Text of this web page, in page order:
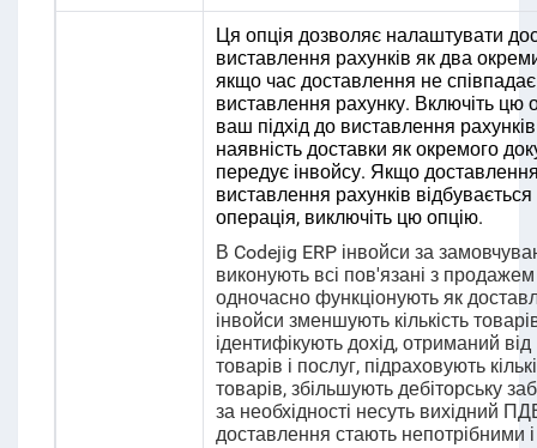
Ця опція дозволяє налаштувати
виставлення рахунків як два
якщо час доставлення не
виставлення рахунку. Включіть цю
ваш підхід до виставлення
наявність доставки як окремого
передує інвойсу. Якщо
виставлення рахунків
операція, виключіть цю опцію.
В Codejig ERP інвойси за
виконують всі пов'язані з продажем
одночасно функціонують як
інвойси зменшують кількість
ідентифікують дохід, отриманий
товарів і послуг, підраховують
товарів, збільшують дебіторську
за необхідності несуть вихідний
доставлення стають непотрібними